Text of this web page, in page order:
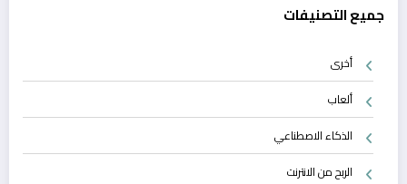
جميع التصنيفات
أخرى
ألعاب
الذكاء الاصطناعي
الربح من الانترنت